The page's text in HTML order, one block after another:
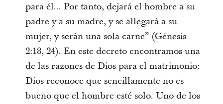
para él... Por tanto, dejará el hombre a su
padre y a su madre, y se allegará a su
mujer, y serán una sola carne” (Génesis
2:18, 24). En este decreto encontramos una
de las razones de Dios para el matrimonio:
Dios reconoce que sencillamente no es
bueno que el hombre esté solo. Uno de los